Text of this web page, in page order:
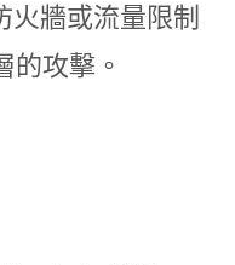
火牆或流量限制
的攻擊。